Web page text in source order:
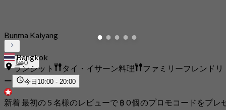
0
Bunma Kaiyang
Bangkok
ランシット
タイ・イサーン料理
ファミリーフレンドリ
ー
今日 10:00 - 20:00
新着 最初の 5 名様のレビューで ฿ 0 個のプロモコードをプレ